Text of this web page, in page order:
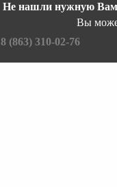
Не нашли нужную Вам
Вы
8 (863) 310-02-76